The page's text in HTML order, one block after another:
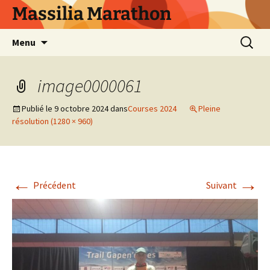
AllerMassilia Marathon
Menu
image0000061
Publié le 9 octobre 2024dansCourses 2024
Pleine
résolution (1280 × 960)
← Précédent Suivant →